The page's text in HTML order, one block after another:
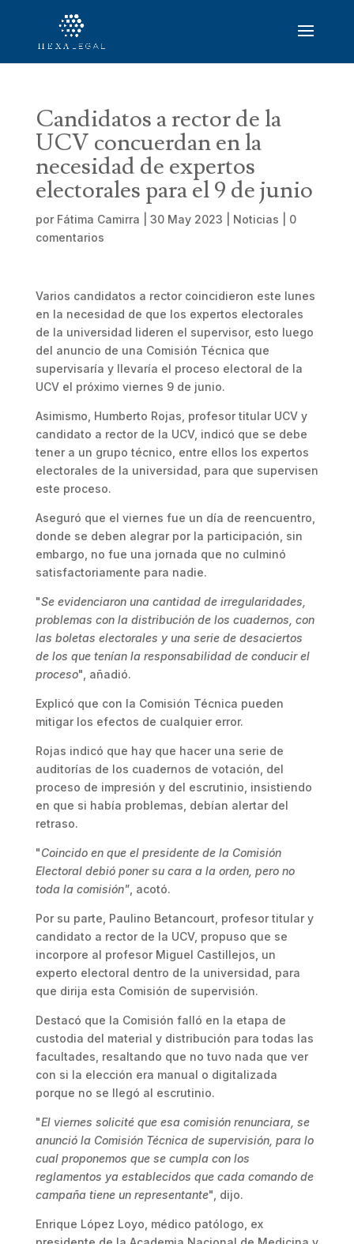
Candidatos a rector de la
UCV concuerdan en la
necesidad de expertos
electorales para el 9 de junio
por Fátima Camirra 30 May 2023 Noticias
0
comentarios
Varios candidatos a rector coincidieron este lunes
en la necesidad de que los expertos electorales
de la universidad lideren el supervisor, esto luego
del anuncio de una Comisión Técnica que
supervisaría y llevaría el proceso electoral de la
UCV el próximo viernes 9 de junio.
Asimismo, Humberto Rojas, profesor titular UCV y
candidato a rector de la UCV, indicó que se debe
tener a un grupo técnico, entre ellos los expertos
electorales de la universidad, para que supervisen
este proceso.
Aseguró que el viernes fue un día de reencuentro,
donde se deben alegrar por la participación, sin
embargo, no fue una jornada que no culminó
satisfactoriamente para nadie.
"Se evidenciaron una cantidad de irregularidades,
problemas con la distribución de los cuadernos, con
las boletas electorales y una serie de desaciertos
de los que tenían la responsabilidad de conducir el
proceso", añadió.
Explicó que con la Comisión Técnica pueden
mitigar los efectos de cualquier error.
Rojas indicó que hay que hacer una serie de
auditorías de los cuadernos de votación, del
proceso de impresión y del escrutinio, insistiendo
en que si había problemas, debían alertar del
retraso.
"Coincido en que el presidente de la Comisión
Electoral debió poner su cara a la orden, pero no
toda la comisión", acotó.
Por su parte, Paulino Betancourt, profesor titular y
candidato a rector de la UCV, propuso que se
incorpore al profesor Miguel Castillejos, un
experto electoral dentro de la universidad, para
que dirija esta Comisión de supervisión.
Destacó que la Comisión falló en la etapa de
custodia del material y distribución para todas las
facultades, resaltando que no tuvo nada que ver
con si la elección era manual o digitalizada
porque no se llegó al escrutinio.
"El viernes solicité que esa comisión renunciara, se
anunció la Comisión Técnica de supervisión, para lo
cual proponemos que se cumpla con los
reglamentos ya establecidos que cada comando de
campaña tiene un representante", dijo.
Enrique López Loyo, médico patólogo, ex